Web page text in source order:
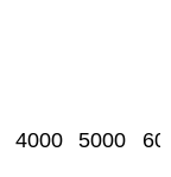
4000 5000